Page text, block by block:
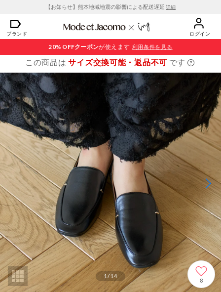
【お知らせ】熊本地域地震の影響による配送遅延 詳細
ブランド ログイン
20% OFFクーポンが使えます 利用条件を見る
この商品はサイズ交換可能・返品不可 です
1/14
8